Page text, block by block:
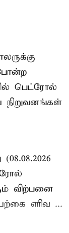
போன்ற
பெட்ரோல்
விற்பனை
எரிவ ...